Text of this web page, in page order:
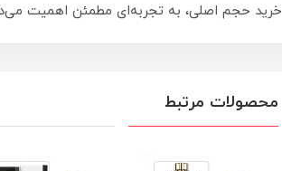
خرید حجم اصلی، به تجربه‌ای مطمئن اهمیت
محصولات مرتبط